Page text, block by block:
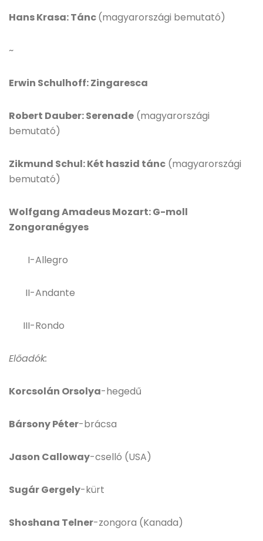
Hans Krasa: Tánc(magyarországi bemutató)
~
Erwin Schulhoff: Zingaresca
Robert Dauber: Serenade (magyarországi
bemutató)
Zikmund Schul: Két haszid tánc (magyarországi
bemutató)
Wolfgang Amadeus Mozart: G-moll
Zongoranégyes
I-Allegro
II-Andante
III-Rondo
Előadók:
Korcsolán Orsolya-hegedű
Bársony Péter-brácsa
Jason Calloway-cselló (USA)
Sugár Gergely-kürt
Shoshana Telner-zongora (Kanada)